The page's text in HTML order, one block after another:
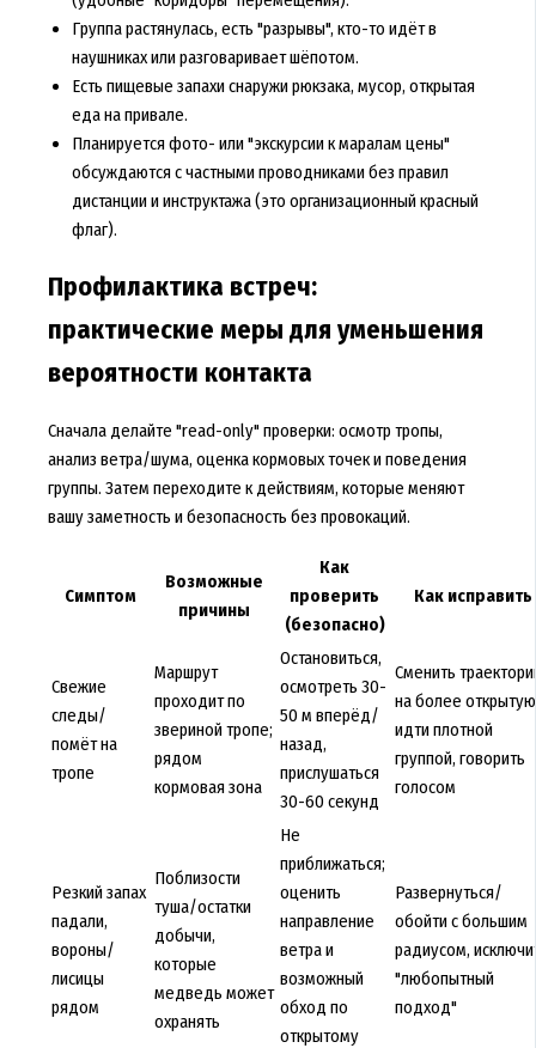
Группа растянулась, есть "разрывы", кто-то идёт в
наушниках или разговаривает шёпотом.
Есть пищевые запахи снаружи рюкзака, мусор, открытая
еда на привале.
Планируется фото- или "экскурсии к маралам цены"
обсуждаются с частными проводниками без правил
дистанции и инструктажа (это организационный красный
флаг).
Профилактика встреч:
практические меры для уменьшения
вероятности контакта
Сначала делайте "read-only" проверки: осмотр тропы,
анализ ветра/шума, оценка кормовых точек и поведения
группы. Затем переходите к действиям, которые меняют
вашу заметность и безопасность без провокаций.
Симптом
Возможные
причины
Как
проверить
(безопасно)
Как исправить
Свежие
следы/
помёт на
тропе
Маршрут
проходит по
звериной тропе;
рядом
кормовая зона
Остановиться,
осмотреть 30-
50 м вперёд/
назад,
прислушаться
30-60 секунд
Сменить
на более
идти плотной
группой, говорить
голосом
Резкий запах
падали,
вороны/
лисицы
рядом
Поблизости
туша/остатки
добычи,
которые
медведь может
охранять
Не
приближаться;
оценить
направление
ветра и
возможный
обход по
открытому
Развернуться/
обойти с большим
радиусом,
"любопытный
подход"